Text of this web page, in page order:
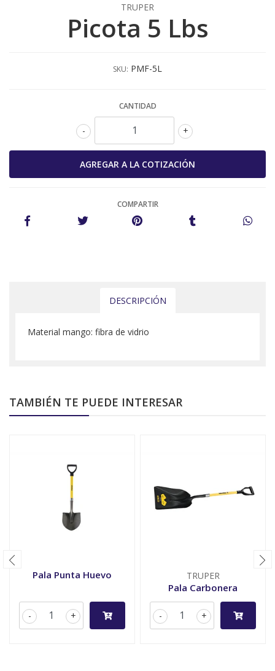
TRUPER
Picota 5 Lbs
SKU: PMF-5L
CANTIDAD
+
-
COMPARTIR
DESCRIPCIÓN
Material mango: fibra de vidrio
TAMBIÉN TE PUEDE INTERESAR
Pala Punta Huevo
+
-
TRUPER
Pala Carbonera
+
-